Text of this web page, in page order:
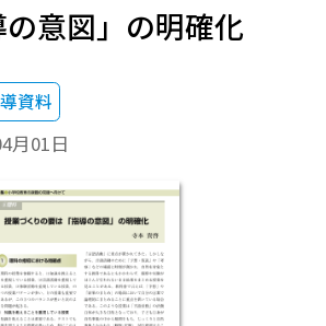
意図」の明確化
資料
月01日